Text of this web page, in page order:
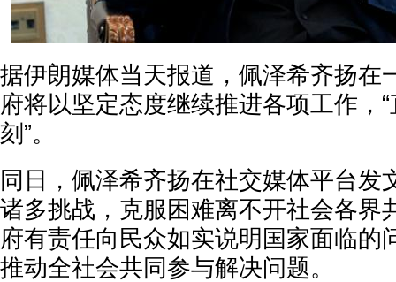
据伊朗媒体当天报道，佩泽希齐扬在
府将以坚定态度继续推进各项工作，
刻”。
同日，佩泽希齐扬在社交媒体平台发
诸多挑战，克服困难离不开社会各界
府有责任向民众如实说明国家面临的
推动全社会共同参与解决问题。